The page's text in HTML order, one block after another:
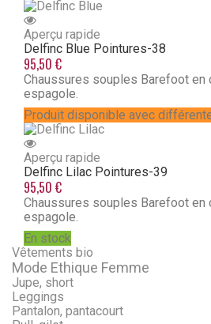
Aperçu rapide
Delfinc Blue Pointures-38
95,50 €
Chaussures souples Barefoot en
espagole.
Produit disponible avec
Aperçu rapide
Delfinc Lilac Pointures-39
95,50 €
Chaussures souples Barefoot en
espagole.
En stock
Vêtements bio
Mode Ethique Femme
Jupe, short
Leggings
Pantalon, pantacourt